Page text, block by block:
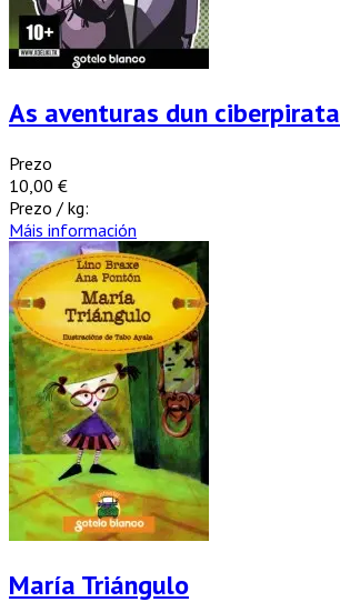
As aventuras dun ciberpirata
Prezo
10,00 €
Prezo / kg:
Máis información
María Triángulo